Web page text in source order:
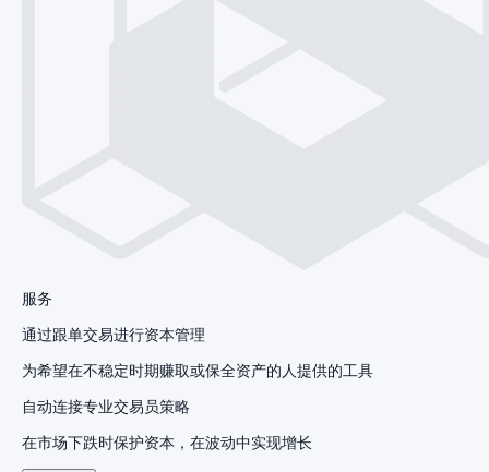
服务
通过跟单交易进行资本管理
为希望在不稳定时期赚取或保全资产的人提供的工具
自动连接专业交易员策略
在市场下跌时保护资本，在波动中实现增长